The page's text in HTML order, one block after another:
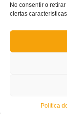
No consentir o
ciertas
Política
La Selecció
Fase Final del